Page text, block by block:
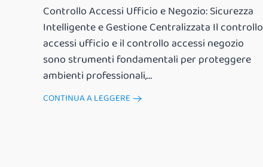
Controllo Accessi Ufficio e Negozio: Sicurezza
Intelligente e Gestione Centralizzata Il controllo
accessi ufficio e il controllo accessi negozio
sono strumenti fondamentali per proteggere
ambienti professionali,...
CONTINUA A LEGGERE